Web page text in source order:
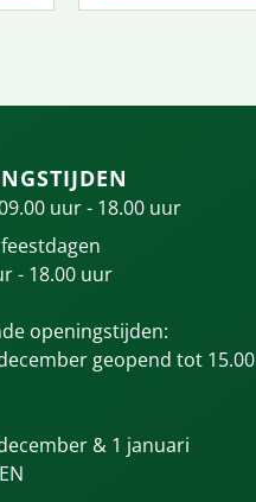
uur - 18.00 uur
- 18.00 uur
openingstijden:
geopend tot 15.00
& 1 januari